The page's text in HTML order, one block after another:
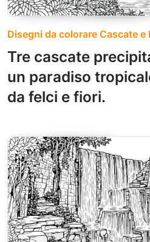
Disegni da colorare Cascate e
Tre cascate
un paradiso
da felci e fiori.